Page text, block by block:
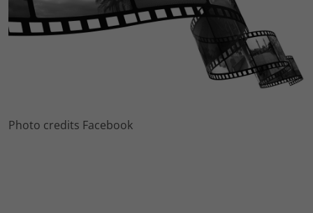
Photo credits Facebook